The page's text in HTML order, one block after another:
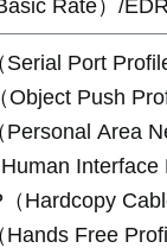
Rate）/
Serial Port
Object Push
Personal Area
Hardcopy
Hands Free